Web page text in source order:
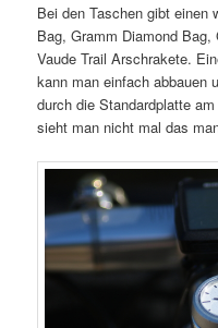
Bei den Taschen gibt einen
Bag, Gramm Diamond
Vaude Trail Arschrakete.
kann man einfach abbauen
durch die Standardplatte
sieht man nicht mal das